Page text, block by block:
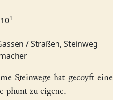
1
/ Straßen, Steinweg
Steinwege hat gecoyft eine
phunt zu eigene.